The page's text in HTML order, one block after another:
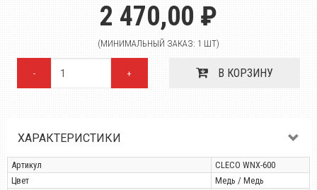
2 470,00 ₽
(МИНИМАЛЬНЫЙ ЗАКАЗ: 1 ШТ)
- + В КОРЗИНУ
ХАРАКТЕРИСТИКИ
Артикул
CLECO WNX-600
Цвет
Медь / Медь